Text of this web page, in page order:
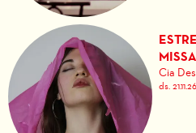
Cia
ds. 21.11.26